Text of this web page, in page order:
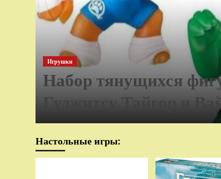
Игрушки
Набор тянущихся
Гуджитсу Тайгор и
Настольные игры: